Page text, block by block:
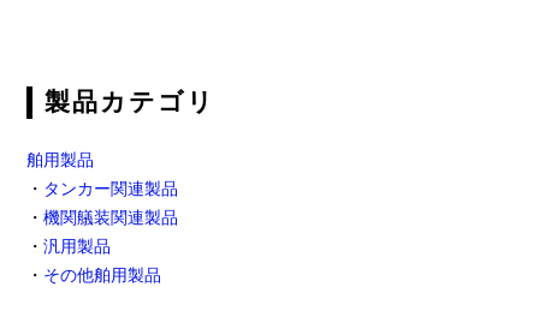
製品カテゴリ
舶用製品
・ タンカー関連製品
・機関艤装関連製品
・汎用製品
・ その他舶用製品